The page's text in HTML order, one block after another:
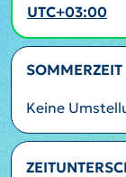
UTC+03:00
SOMMERZEIT
Keine